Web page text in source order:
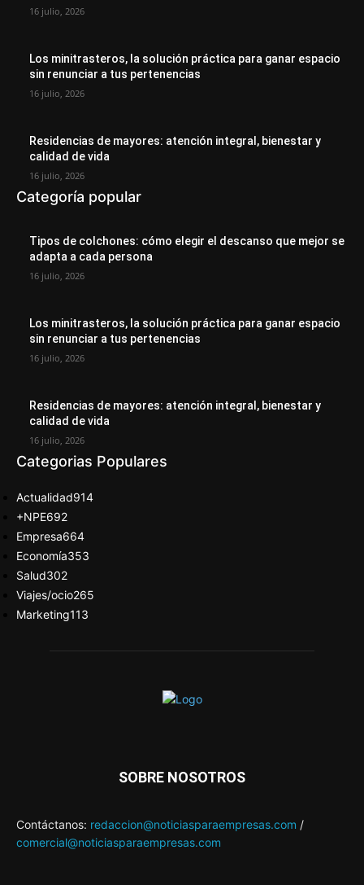
16 julio, 2026
Los minitrasteros, la solución práctica para ganar espacio
sin renunciar a tus pertenencias
16 julio, 2026
Residencias de mayores: atención integral, bienestar y
calidad de vida
16 julio, 2026
Categoría popular
Tipos de colchones: cómo elegir el descanso que mejor se
adapta a cada persona
16 julio, 2026
Los minitrasteros, la solución práctica para ganar espacio
sin renunciar a tus pertenencias
16 julio, 2026
Residencias de mayores: atención integral, bienestar y
calidad de vida
16 julio, 2026
Categorias Populares
Actualidad914
+NPE692
Empresa664
Economía353
Salud302
Viajes/ocio265
Marketing113
SOBRE NOSOTROS
Contáctanos: redaccion@noticiasparaempresas.com /
comercial@noticiasparaempresas.com